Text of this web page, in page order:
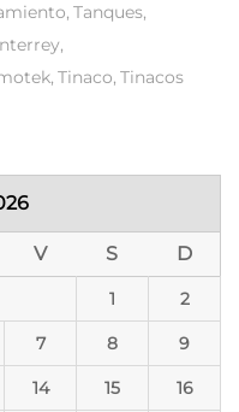
Tanques
Tinaco Tinacos
V S D
1 2
7 8 9
14 15 16